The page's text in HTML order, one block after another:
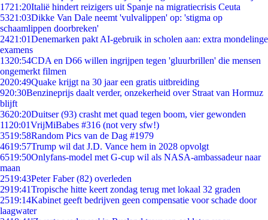
1721:20Italië hindert reizigers uit Spanje na migratiecrisis Ceuta
5321:03Dikke Van Dale neemt 'vulvalippen' op: 'stigma op
schaamlippen doorbreken'
2421:01Denemarken pakt AI-gebruik in scholen aan: extra mondelinge
examens
1320:54CDA en D66 willen ingrijpen tegen 'gluurbrillen' die mensen
ongemerkt filmen
2020:49Quake krijgt na 30 jaar een gratis uitbreiding
920:30Benzineprijs daalt verder, onzekerheid over Straat van Hormuz
blijft
3620:20Duitser (93) crasht met quad tegen boom, vier gewonden
11 20:01VrijMiBabes #316 (not very sfw!)
3519:58Random Pics van de Dag #1979
4619:57Trump wil dat J.D. Vance hem in 2028 opvolgt
6519:50Onlyfans-model met G-cup wil als NASA-ambassadeur naar
maan
2519:43Peter Faber (82) overleden
2919:41Tropische hitte keert zondag terug met lokaal 32 graden
2519:14Kabinet geeft bedrijven geen compensatie voor schade door
laagwater